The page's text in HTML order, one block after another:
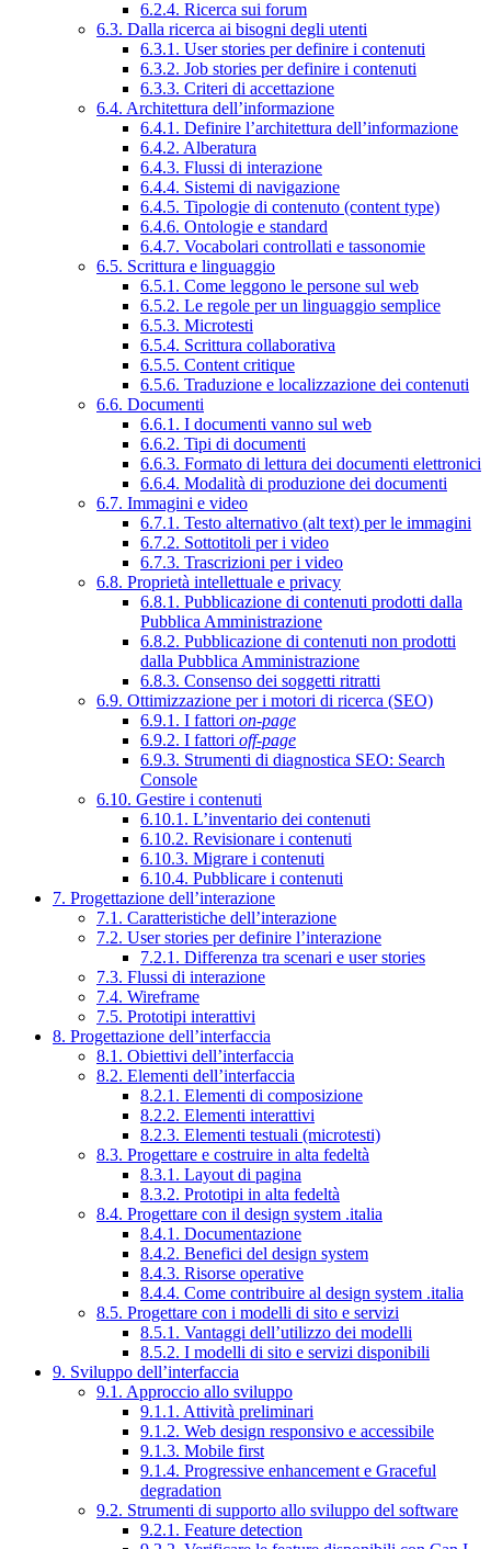
6.2.4. Ricerca sui forum
6.3. Dalla ricerca ai bisogni degli utenti
6.3.1. User stories per definire i contenuti
6.3.2. Job stories per definire i contenuti
6.3.3. Criteri di accettazione
6.4. Architettura dell’informazione
6.4.1. Definire l’architettura dell’informazione
6.4.2. Alberatura
6.4.3. Flussi di interazione
6.4.4. Sistemi di navigazione
6.4.5. Tipologie di contenuto (content type)
6.4.6. Ontologie e standard
6.4.7. Vocabolari controllati e tassonomie
6.5. Scrittura e linguaggio
6.5.1. Come leggono le persone sul web
6.5.2. Le regole per un linguaggio semplice
6.5.3. Microtesti
6.5.4. Scrittura collaborativa
6.5.5. Content critique
6.5.6. Traduzione e localizzazione dei contenuti
6.6. Documenti
6.6.1. I documenti vanno sul web
6.6.2. Tipi di documenti
6.6.3. Formato di lettura dei documenti elettronici
6.6.4. Modalità di produzione dei documenti
6.7. Immagini e video
6.7.1. Testo alternativo (alt text) per le immagini
6.7.2. Sottotitoli per i video
6.7.3. Trascrizioni per i video
6.8. Proprietà intellettuale e privacy
6.8.1. Pubblicazione di contenuti prodotti dalla
Pubblica Amministrazione
6.8.2. Pubblicazione di contenuti non prodotti
dalla Pubblica Amministrazione
6.8.3. Consenso dei soggetti ritratti
6.9. Ottimizzazione per i motori di ricerca (SEO)
6.9.1. I fattori on-page
6.9.2. I fattori off-page
6.9.3. Strumenti di diagnostica SEO: Search
Console
6.10. Gestire i contenuti
6.10.1. L’inventario dei contenuti
6.10.2. Revisionare i contenuti
6.10.3. Migrare i contenuti
6.10.4. Pubblicare i contenuti
7. Progettazione dell’interazione
7.1. Caratteristiche dell’interazione
7.2. User stories per definire l’interazione
7.2.1. Differenza tra scenari e user stories
7.3. Flussi di interazione
7.4. Wireframe
7.5. Prototipi interattivi
8. Progettazione dell’interfaccia
8.1. Obiettivi dell’interfaccia
8.2. Elementi dell’interfaccia
8.2.1. Elementi di composizione
8.2.2. Elementi interattivi
8.2.3. Elementi testuali (microtesti)
8.3. Progettare e costruire in alta fedeltà
8.3.1. Layout di pagina
8.3.2. Prototipi in alta fedeltà
8.4. Progettare con il design system .italia
8.4.1. Documentazione
8.4.2. Benefici del design system
8.4.3. Risorse operative
8.4.4. Come contribuire al design system .italia
8.5. Progettare con i modelli di sito e servizi
8.5.1. Vantaggi dell’utilizzo dei modelli
8.5.2. I modelli di sito e servizi disponibili
9. Sviluppo dell’interfaccia
9.1. Approccio allo sviluppo
9.1.1. Attività preliminari
9.1.2. Web design responsivo e accessibile
9.1.3. Mobile first
9.1.4. Progressive enhancement e Graceful
degradation
9.2. Strumenti di supporto allo sviluppo del software
9.2.1. Feature detection